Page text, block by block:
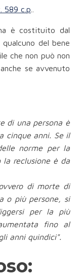
589 c.p
è costituito dal
del bene
che non può non
se avvenuto
di una persona è
cinque anni. Se il
norme per la
la reclusione è da
di morte di
o più persone, si
per la più
fino al
anni quindici".